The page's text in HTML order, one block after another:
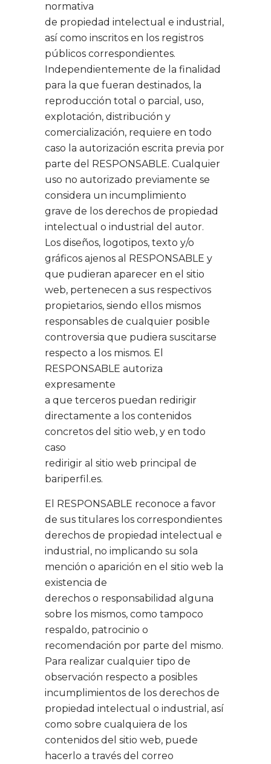
normativa
de propiedad intelectual e industrial,
así como inscritos en los registros
públicos correspondientes.
Independientemente de la finalidad
para la que fueran destinados, la
reproducción total o parcial, uso,
explotación, distribución y
comercialización, requiere en todo
caso la autorización escrita previa por
parte del RESPONSABLE. Cualquier
uso no autorizado previamente se
considera un incumplimiento
grave de los derechos de propiedad
intelectual o industrial del autor.
Los diseños, logotipos, texto y/o
gráficos ajenos al RESPONSABLE y
que pudieran aparecer en el sitio
web, pertenecen a sus respectivos
propietarios, siendo ellos mismos
responsables de cualquier posible
controversia que pudiera suscitarse
respecto a los mismos. El
RESPONSABLE autoriza
expresamente
a que terceros puedan redirigir
directamente a los contenidos
concretos del sitio web, y en todo
caso
redirigir al sitio web principal de
bariperfil.es.
El RESPONSABLE reconoce a favor
de sus titulares los correspondientes
derechos de propiedad intelectual e
industrial, no implicando su sola
mención o aparición en el sitio web la
existencia de
derechos o responsabilidad alguna
sobre los mismos, como tampoco
respaldo, patrocinio o
recomendación por parte del mismo.
Para realizar cualquier tipo de
observación respecto a posibles
incumplimientos de los derechos de
propiedad intelectual o industrial, así
como sobre cualquiera de los
contenidos del sitio web, puede
hacerlo a través del correo